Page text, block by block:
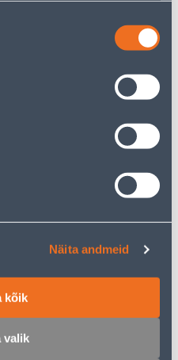
Näita andmeid
kõik
valik
ACOUSTIC SPC RIVIERA
M² PAKIS
35.99 €
19